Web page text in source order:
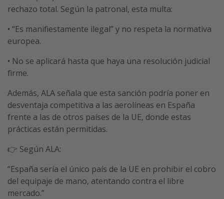
rechazo total. Según la patronal, esta multa:
• “Es manifiestamente ilegal” y no respeta la normativa
europea.
• No se aplicará hasta que haya una resolución judicial
firme.
Además, ALA señala que esta sanción podría poner en
desventaja competitiva a las aerolíneas en España
frente a las de otros países de la UE, donde estas
prácticas están permitidas.
👉 Según ALA:
“España sería el único país de la UE en prohibir el cobro
del equipaje de mano, atentando contra el libre
mercado.”